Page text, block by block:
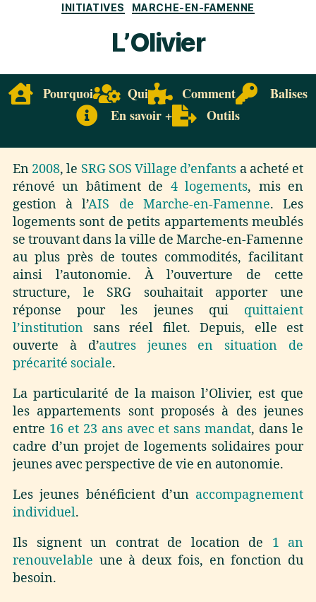
INITIATIVES MARCHE-EN-FAMENNE
L’Olivier
Pourquoi Qui Comment
Balises
En savoir +
Outils
En 2008, le SRG SOS Village d’enfants a acheté et
rénové un bâtiment de 4 logements, mis en
gestion à l’AIS de Marche-en-Famenne. Les
logements sont de petits appartements meublés
se trouvant dans la ville de Marche-en-Famenne
au plus près de toutes commodités, facilitant
ainsi l’autonomie. À l’ouverture de cette
structure, le SRG souhaitait apporter une
réponse pour les jeunes qui quittaient
l’institution sans réel filet. Depuis, elle est
ouverte à d’autres jeunes en situation de
précarité sociale.
La particularité de la maison l’Olivier, est que
les appartements sont proposés à des jeunes
entre 16et 23 ans avec et sans mandat, dans le
cadre d’un projet de logements solidaires pour
jeunes avec perspective de vie en autonomie.
Les jeunes bénéficient d’un accompagnement
individuel.
Ils signent un contrat de location de 1 an
renouvelable une à deux fois, en fonction du
besoin.